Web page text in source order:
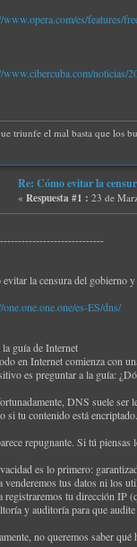
www.opera.com/es/features/
www.cibercuba.com/noticias/
triunfe el mal basta que los
Re: Cómo evitar la
«Respuesta #1 : 23 de
evitar la censura del gobierno
one.one.one.one/es-ES/dns/
guía de Internet
en Internet comienza con
es preguntar a la guía:
DNS suele ser
si tu contenido está
repugnante. Si tú
es lo primero:
venderemos tus datos ni los
registraremos tu dirección IP
y auditoría para que
no queremos saber